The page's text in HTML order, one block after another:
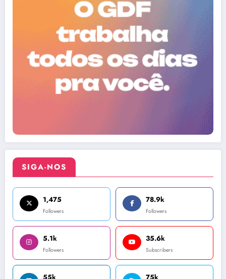
SIGA-NOS
1,475
Followers
78.9k
Followers
5.1k
Followers
35.6k
Subscribers